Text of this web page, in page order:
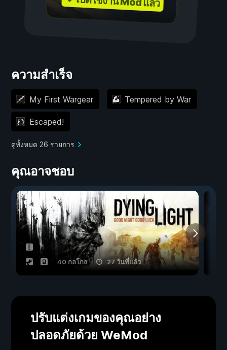
ความสำเร็จ
My First Wargear Tempered by War
Escaped!
ดูทั้งหมด 26 รายการ
คุณอาจชอบ
40 กลโกง 27 วันที่แล้ว
ปรับแต่งเกมของคุณอย่าง
ปลอดภัยด้วย WeMod